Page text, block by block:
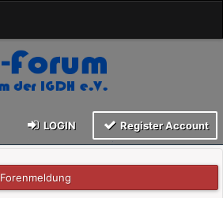
LOGIN Register Account
Forenmeldung